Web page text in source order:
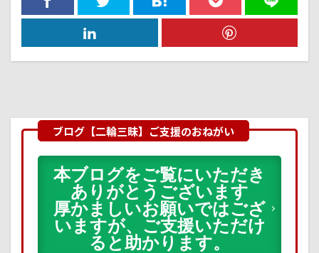
本ブログをご覧にいただき
ありがとうございます
厚かましいお願いではござ
いますが、ご支援いただけ
ると助かります。